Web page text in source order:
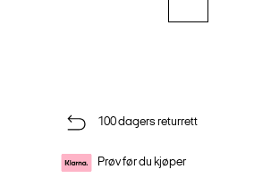
100 dagers returrett
Prøv før du kjøper